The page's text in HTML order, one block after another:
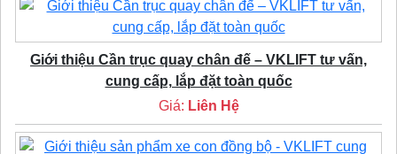
Giới thiệu Cần trục quay chân đế – VKLIFT tư vấn,
cung cấp, lắp đặt toàn quốc
Giá: Liên Hệ